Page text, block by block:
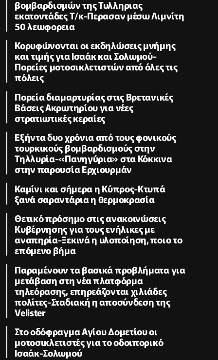
βομβαρδισμών της Τυλληριας
εκατοντάδες Τ/κ-Περασαν μέσω Λιμνίτη
50 λεωφορεια
Κορυφώνονται οι εκδηλώσεις μνήμης
και τιμής για Ισαάκ και Σολωμού-
Πορείες μοτοσικλετιστών από όλες τις
πόλεις
Πορεία διαμαρτυρίας στις Βρετανικές
Βάσεις Ακρωτηρίου για νέες
στρατιωτικές κεραίες
Εξήντα δυο χρόνια από τους φονικούς
τουρκικούς βομβαρδισμούς στην
Τηλλυρία-«Πανηγύρια» στα Κόκκινα
στην παρουσία Ερχιουρμάν
Καμίνι και σήμερα η Κύπρος-Κτυπά
ξανά σαραντάρια η θερμοκρασία
Θετικό πρόσημο στις ανακοινώσεις
Κυβέρνησης για τους ενήλικες με
αναπηρία-Ξεκινά η υλοποίηση, ποιο το
επόμενο βήμα
Παραμένουν τα βασικά προβλήματα για
μετάβαση στη νέα πλατφόρμα
τηλεόρασης, επηρεάζονται χιλιάδες
πολίτες-Σταδιακή η αποσύνδεση της
Velister
Στο οδόφραγμα Αγίου Δομετίου οι
μοτοσικλετιστές για το οδοιπορικό
Ισαάκ-Σολωμού